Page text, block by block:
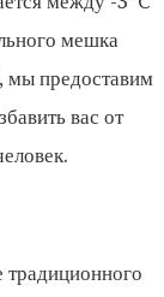
мешка
мы предоставим
вас от